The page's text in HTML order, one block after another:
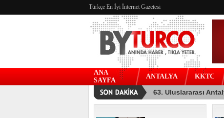
Türkçe En İyi İnternet Gazetesi
ANA
SAYFA
ANTALYA KKTC